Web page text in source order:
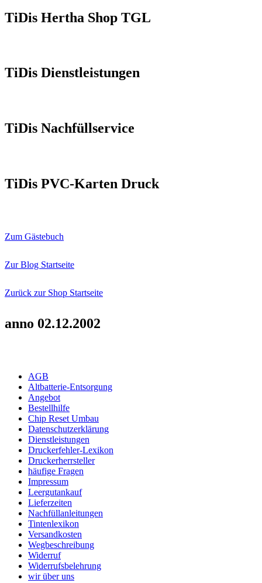
TiDis Hertha Shop TGL
TiDis Dienstleistungen
TiDis Nachfüllservice
TiDis PVC-Karten Druck
Zum Gästebuch
Zur Blog Startseite
Zurück zur Shop Startseite
anno 02.12.2002
AGB
Altbatterie-Entsorgung
Angebot
Bestellhilfe
Chip Reset Umbau
Datenschutzerklärung
Dienstleistungen
Druckerfehler-Lexikon
Druckerherrsteller
häufige Fragen
Impressum
Leergutankauf
Lieferzeiten
Nachfüllanleitungen
Tintenlexikon
Versandkosten
Wegbeschreibung
Widerruf
Widerrufsbelehrung
wir über uns